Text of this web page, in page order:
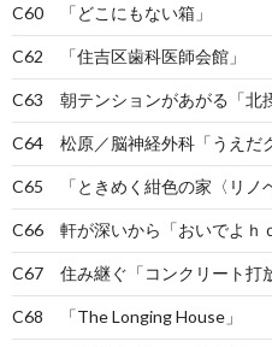
C60 「どこにもない箱」
C62 「住吉区歯科医師会館」
C63 朝テンションがあがる「北
C64 松原／脳神経外科「うえだ
C65 「ときめく紺色の家〈リノ
C66 軒が深いから「おいでよｈ
C67 住み継ぐ「コンクリート打
C68 「The Longing House」